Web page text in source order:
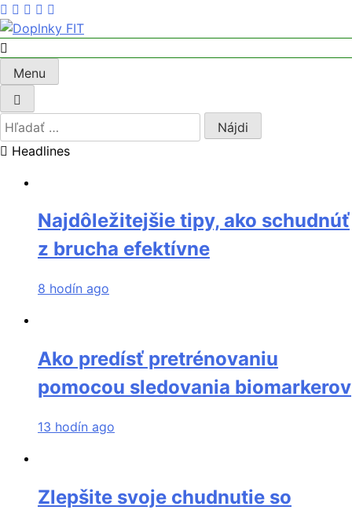
Skip
to
content
Doplnky FIT
Menu
Hľadať:
Headlines
Najdôležitejšie tipy, ako schudnúť
z brucha efektívne
8 hodín ago
Ako predísť pretrénovaniu
pomocou sledovania biomarkerov
13 hodín ago
Zlepšite svoje chudnutie so